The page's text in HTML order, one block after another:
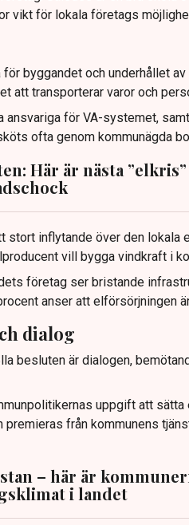
vikt för lokala företags
för byggandet och underhållet
att transporterar varor och
ansvariga för VA-systemet,
ofta genom kommunägda
Här är nästa
stort inflytande över den lokala
vill bygga vindkraft i
företag ser bristande
anser att elförsörjningen
dialog
besluten är dialogen,
uppgift att sätta
premieras från kommunens
– här är
i landet